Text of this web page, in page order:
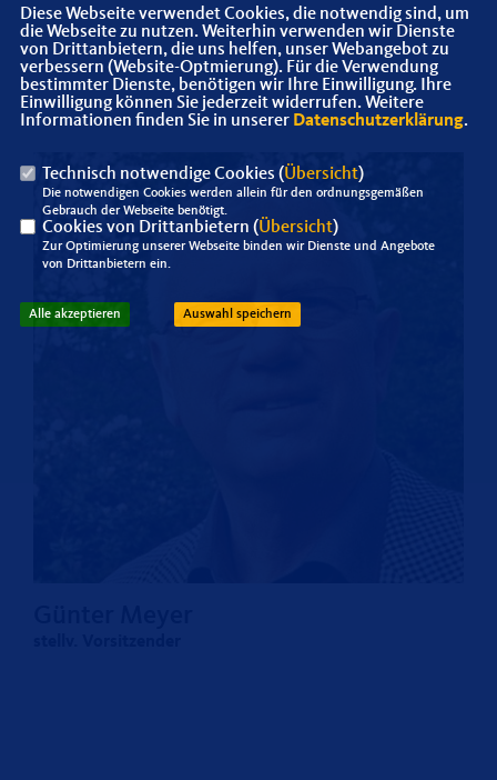
Diese Webseite verwendet Cookies, die notwendig sind, um
die Webseite zu nutzen. Weiterhin verwenden wir Dienste
von Drittanbietern, die uns helfen, unser Webangebot zu
verbessern (Website-Optmierung). Für die Verwendung
bestimmter Dienste, benötigen wir Ihre Einwilligung. Ihre
Einwilligung können Sie jederzeit widerrufen. Weitere
Informationen finden Sie in unserer Datenschutzerklärung.
Technisch notwendige Cookies (Übersicht)
Die notwendigen Cookies werden allein für den ordnungsgemäßen
Gebrauch der Webseite benötigt.
Cookies von Drittanbietern (Übersicht)
Zur Optimierung unserer Webseite binden wir Dienste und Angebote
von Drittanbietern ein.
Alle akzeptieren Auswahl speichern